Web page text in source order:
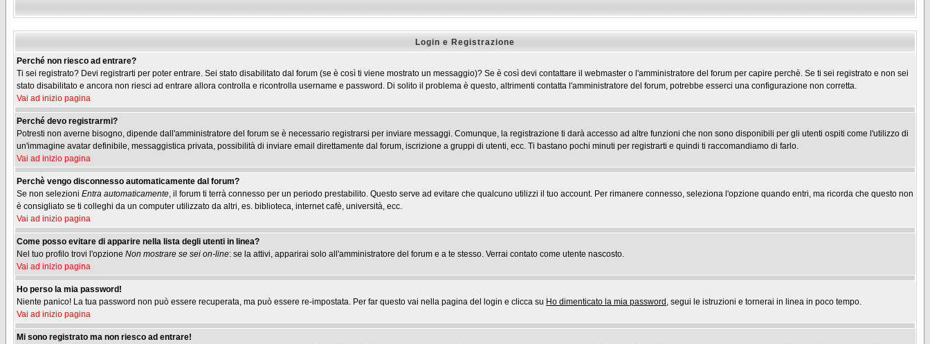
Login e Registrazione
Perché non riesco ad entrare?
Ti sei registrato? Devi registrarti per poter entrare. Sei stato disabilitato dal forum (se è così ti viene mostrato un messaggio)? Se è così devi contattare il webmaster o l'amministratore del forum per capire perchè. Se ti sei registrato e non sei
stato disabilitato e ancora non riesci ad entrare allora controlla e ricontrolla username e password. Di solito il problema è questo, altrimenti contatta l'amministratore del forum, potrebbe esserci una configurazione non corretta.
Vai ad inizio pagina
Perché devo registrarmi?
Potresti non averne bisogno, dipende dall'amministratore del forum se è necessario registrarsi per inviare messaggi. Comunque, la registrazione ti darà accesso ad altre funzioni che non sono disponibili per gli utenti ospiti come l'utilizzo di
un'immagine avatar definibile, messaggistica privata, possibilità di inviare email direttamente dal forum, iscrizione a gruppi di utenti, ecc. Ti bastano pochi minuti per registrarti e quindi ti raccomandiamo di farlo.
Vai ad inizio pagina
Perchè vengo disconnesso automaticamente dal forum?
Se non selezioni Entra automaticamente, il forum ti terrà connesso per un periodo prestabilito. Questo serve ad evitare che qualcuno utilizzi il tuo account. Per rimanere connesso, seleziona l'opzione quando entri, ma ricorda che questo non
è consigliato se ti colleghi da un computer utilizzato da altri, es. biblioteca, internet cafè, università, ecc.
Vai ad inizio pagina
Come posso evitare di apparire nella lista degli utenti in linea?
Nel tuo profilo trovi l'opzione Non mostrare se sei on-line: se la attivi, apparirai solo all'amministratore del forum e a te stesso. Verrai contato come utente nascosto.
Vai ad inizio pagina
Ho perso la mia password!
Niente panico! La tua password non può essere recuperata, ma può essere re-impostata. Per far questo vai nella pagina del login e clicca su Ho dimenticato la mia password , segui le istruzioni e tornerai in linea in poco tempo.
Vai ad inizio pagina
Mi sono registrato ma non riesco ad entrare!